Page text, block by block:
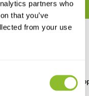
partners who
that you’ve
from your use
Charophytes of